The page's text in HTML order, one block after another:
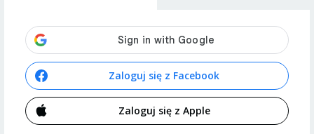
Zaloguj się z Facebook
Zaloguj się z Apple